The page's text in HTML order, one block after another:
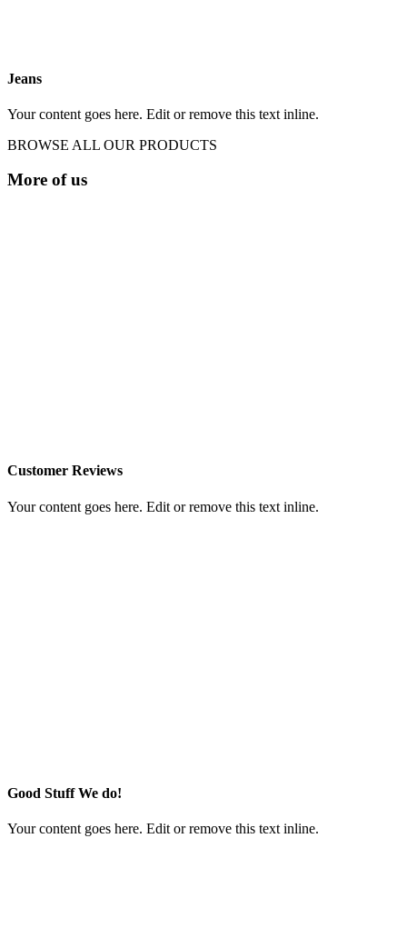
Jeans
Your content goes here. Edit or remove this text inline.
BROWSE ALL OUR PRODUCTS
More of us
Customer Reviews
Your content goes here. Edit or remove this text inline.
Good Stuff We do!
Your content goes here. Edit or remove this text inline.